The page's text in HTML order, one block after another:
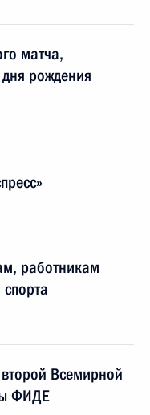
матча,
рождения
работникам
Всемирной
ФИДЕ